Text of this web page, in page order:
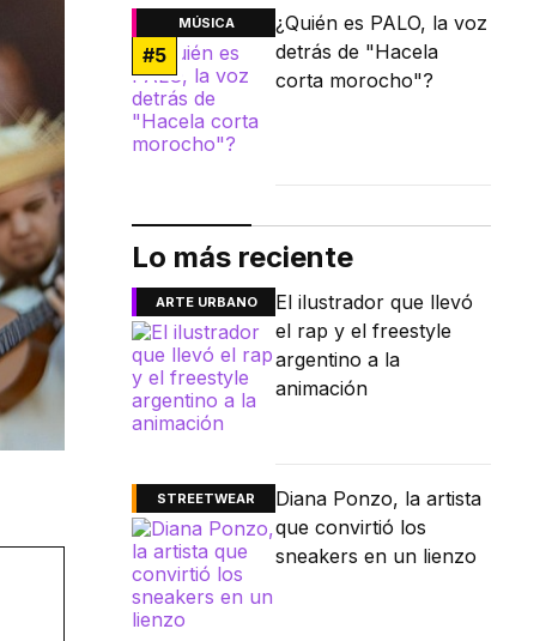
MÚSICA
#5
¿Quién es PALO, la voz
detrás de "Hacela
corta morocho"?
Lo más reciente
ARTE URBANO
El ilustrador que llevó
el rap y el freestyle
argentino a la
animación
STREETWEAR
Diana Ponzo, la artista
que convirtió los
sneakers en un lienzo